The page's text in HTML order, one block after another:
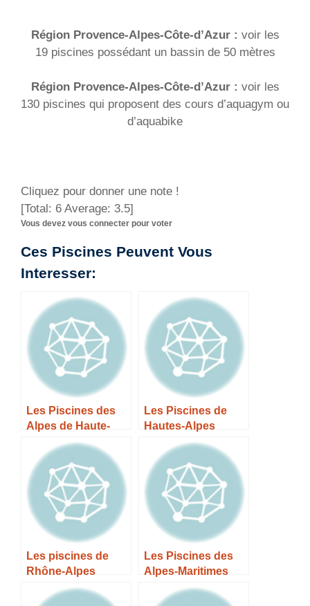
Région Provence-Alpes-Côte-d’Azur : voir les
19 piscines possédant un bassin de 50 mètres
Région Provence-Alpes-Côte-d’Azur : voir les
130 piscines qui proposent des cours d’aquagym ou
d’aquabike
Cliquez pour donner une note !
[Total: 6 Average: 3.5]
Vous devez vous connecter pour voter
Ces Piscines Peuvent Vous
Interesser:
Les Piscines des
Alpes de Haute-
Provence
Les Piscines de
Hautes-Alpes
Les piscines de
Rhône-Alpes
Les Piscines des
Alpes-Maritimes